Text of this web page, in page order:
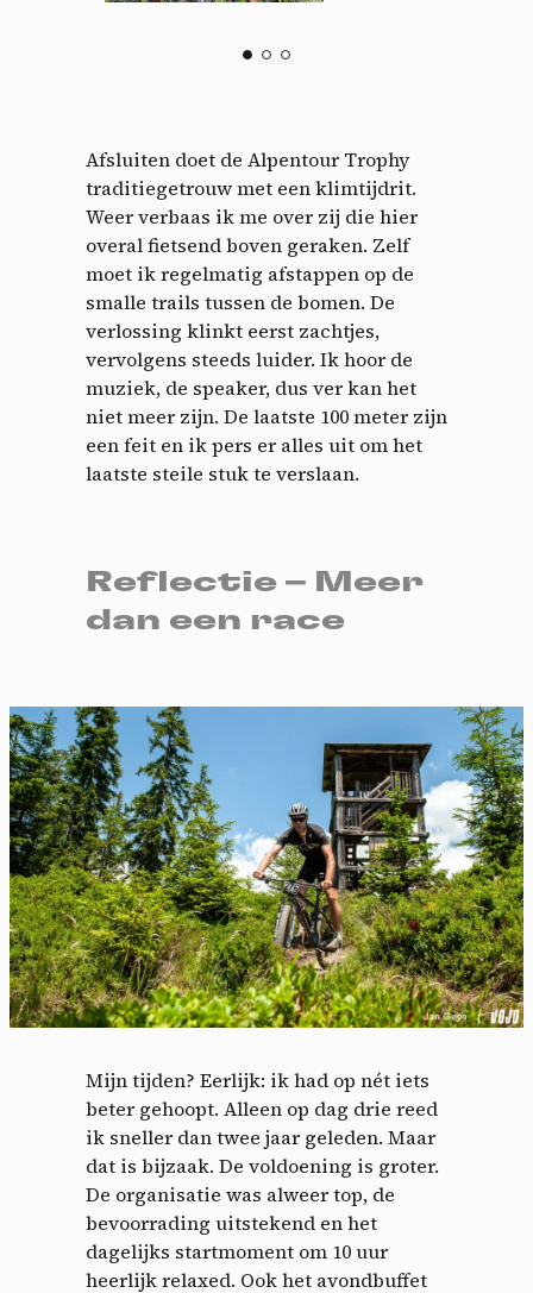
Afsluiten doet de Alpentour Trophy
traditiegetrouw met een klimtijdrit.
Weer verbaas ik me over zij die hier
overal fietsend boven geraken. Zelf
moet ik regelmatig afstappen op de
smalle trails tussen de bomen. De
verlossing klinkt eerst zachtjes,
vervolgens steeds luider. Ik hoor de
muziek, de speaker, dus ver kan het
niet meer zijn. De laatste 100 meter zijn
een feit en ik pers er alles uit om het
laatste steile stuk te verslaan.
Reflectie – Meer
dan een race
Mijn tijden? Eerlijk: ik had op nét iets
beter gehoopt. Alleen op dag drie reed
ik sneller dan twee jaar geleden. Maar
dat is bijzaak. De voldoening is groter.
De organisatie was alweer top, de
bevoorrading uitstekend en het
dagelijks startmoment om 10 uur
heerlijk relaxed. Ook het avondbuffet
Cookies management
panel
By allowing these third party services, you accept their
cookies and the use of tracking technologies necessary for
their proper functioning.
Privacy policy